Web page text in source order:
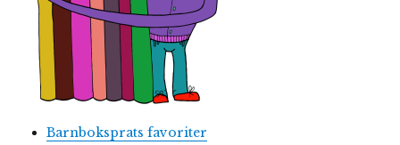
Barnboksprats favoriter